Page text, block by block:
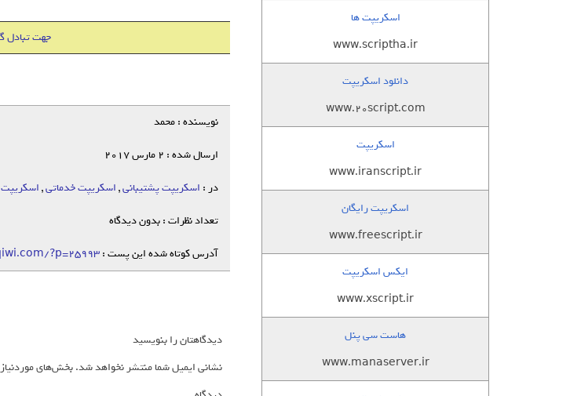
جهت تبادل
نویسنده : محمد
ارسال شده : 2 مارس 2017
در : اسکریپت پشتیبانی,اسکریپت خدماتی,اسکریپت
تعداد نظرات : بدون دیدگاه
آدرس کوتاه شده این پست :?p=25993
دیدگاهتان را بنویسید
نشانی ایمیل شما منتشر نخواهد شد.بخش‌های
اسکریپت ها
www.scriptha.ir
دانلود اسکریپت
www.20script.com
اسکریپت
www.iranscript.ir
اسکریپت رایگان
www.freescript.ir
ایکس اسکریپت
www.xscript.ir
هاست سی پنل
www.manaserver.ir